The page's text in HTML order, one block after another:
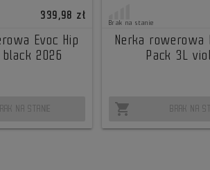
339,98 zł
Evoc Hip
black 2026
NA STANIE
Brak na stanie
Nerka rowerowa
Pack 3L
shopping_cart BRAK NA